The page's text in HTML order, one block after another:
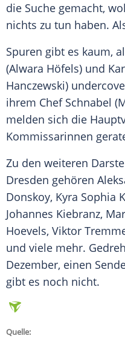
die Suche gemacht,
nichts zu tun haben.
Spuren gibt es kaum,
(Alwara Höfels) und
Hanczewski)
ihrem Chef Schnabel (
melden sich die
Kommissarinnen
Zu den weiteren
Dresden gehören
Donskoy, Kyra Sophia
Johannes Kiebranz,
Hoevels, Viktor
und viele mehr.
Dezember, einen
gibt es noch nicht.
Quelle: